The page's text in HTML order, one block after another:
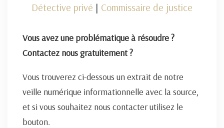
Détective privé | Commissaire de justice
Vous avez une problématique à résoudre ?
Contactez nous gratuitement ?
Vous trouverez ci-dessous un extrait de notre
veille numérique informationnelle avec la source,
et si vous souhaitez nous contacter utilisez le
bouton.